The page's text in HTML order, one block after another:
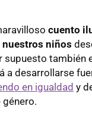
cuento
nuestros niños
supuesto también
a desarrollarse
en igualdad y